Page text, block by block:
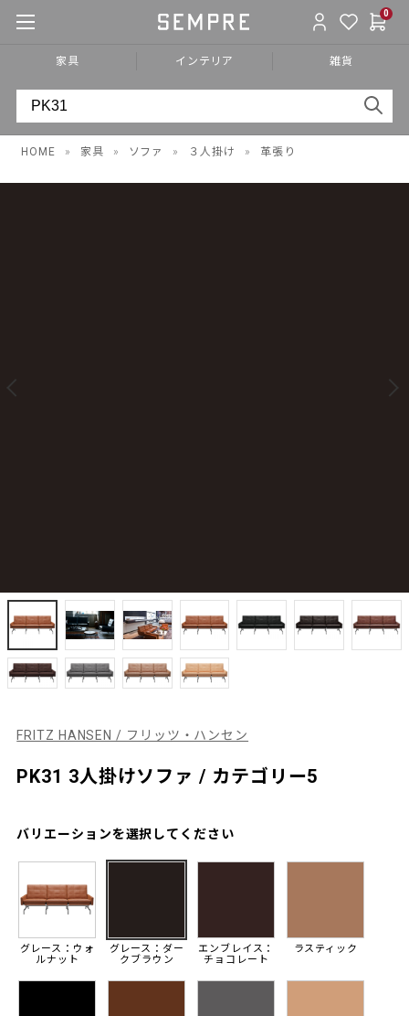
0
家具 インテリア 雑貨
HOME » 家具 » ソファ » ３人掛け » 革張り
FRITZ HANSEN / フリッツ・ハンセン
PK31 3人掛けソファ / カテゴリー5
バリエーションを選択してください
グレース：ウォ
ルナット
グレース：ダー
クブラウン
エンブレイス：
チョコレート
ラスティック